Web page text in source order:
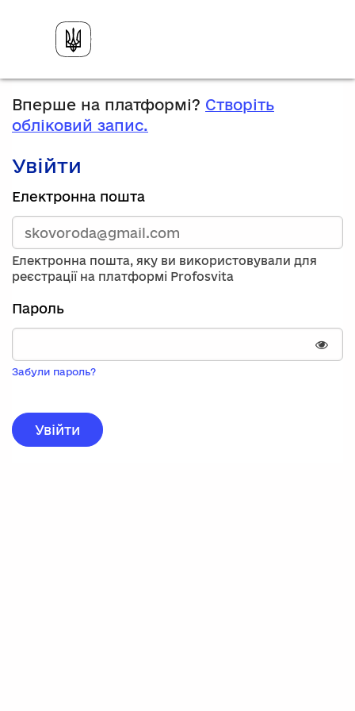
Вперше на платформі? Створіть
обліковий запис.
Увійти
Зареєструйтесь,
використавши
електронну
адресу
та
пароль.
Якщо
вас
немає
запису,
натисніть
реєстрації.
Електронна пошта
Електронна пошта, яку ви використовували для
реєстрації на платформі Profosvita
Пароль
Забули пароль?
Увійти